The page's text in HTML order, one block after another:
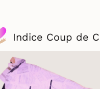
Indice Coup de